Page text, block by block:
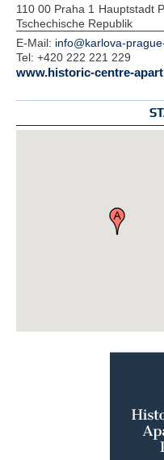
110 00 Praha 1 Hauptstadt
Tschechische Republik
E-Mail: info@karlova-
Tel: +420 222 221 229
www.historic-centre-